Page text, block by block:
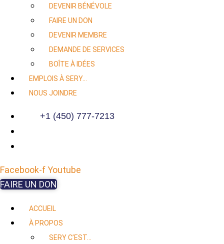
DEVENIR BÉNÉVOLE
FAIRE UN DON
DEVENIR MEMBRE
DEMANDE DE SERVICES
BOÎTE À IDÉES
EMPLOIS À SERY…
NOUS JOINDRE
+1 (450) 777-7213
Facebook-fYoutube
FAIRE UN DON
ACCUEIL
À PROPOS
SERY C’EST…